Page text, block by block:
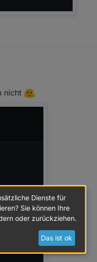
nicht
Dienste für
Sie können Ihre
oder zurückziehen.
Das ist ok